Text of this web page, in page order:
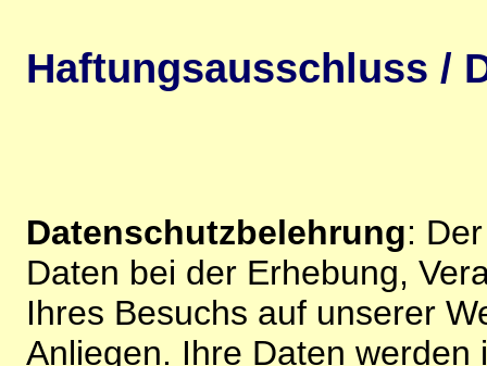
Haftungsausschluss /
Datenschutzbelehrung:
Daten bei der Erhebung,
Ihres Besuchs auf unserer
Anliegen. Ihre Daten